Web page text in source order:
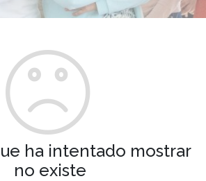
ha intentado mostrar
no existe